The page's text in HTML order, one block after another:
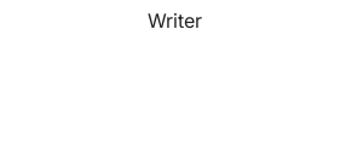
Writer